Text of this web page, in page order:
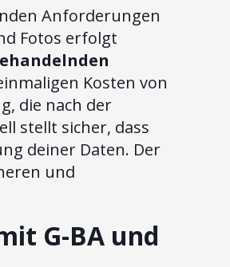
Anforderungen
Fotos erfolgt
Kosten von
die nach der
stellt sicher, dass
deiner Daten. Der
und
G-BA und